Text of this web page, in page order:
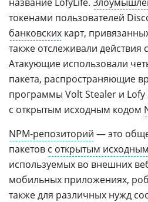
токенами пользователей
банковских карт,
также отслеживали действия
Атакующие использовали
пакета, распространяющие
программы Volt Stealer и Lofy
с открытым исходным кодом
NPM-репозиторий — это
пакетов с открытым
используемых во внешних
мобильных приложениях,
также для различных нужд